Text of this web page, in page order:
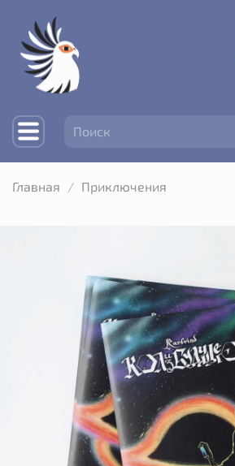
Главная Приключения